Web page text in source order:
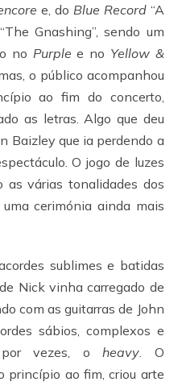
e, do Blue Record“A
Gnashing”, sendo um
no Purple e no Yellow &
o público acompanhou
ao fim do concerto,
as letras. Algo que deu
Baizley que ia perdendo a
O jogo de luzes
as várias tonalidades dos
cerimónia ainda mais
sublimes e batidas
Nick vinha carregado de
com as guitarras de John
sábios, complexos e
por vezes, oheavy . O
princípio ao fim, criou arte